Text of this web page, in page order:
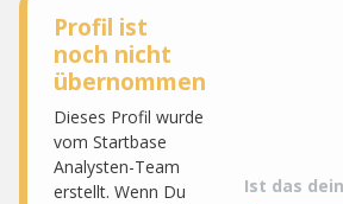
Profil ist
noch nicht
übernommen
Dieses Profil wurde
vom Startbase
Analysten-Team
erstellt. Wenn Du
Ist das